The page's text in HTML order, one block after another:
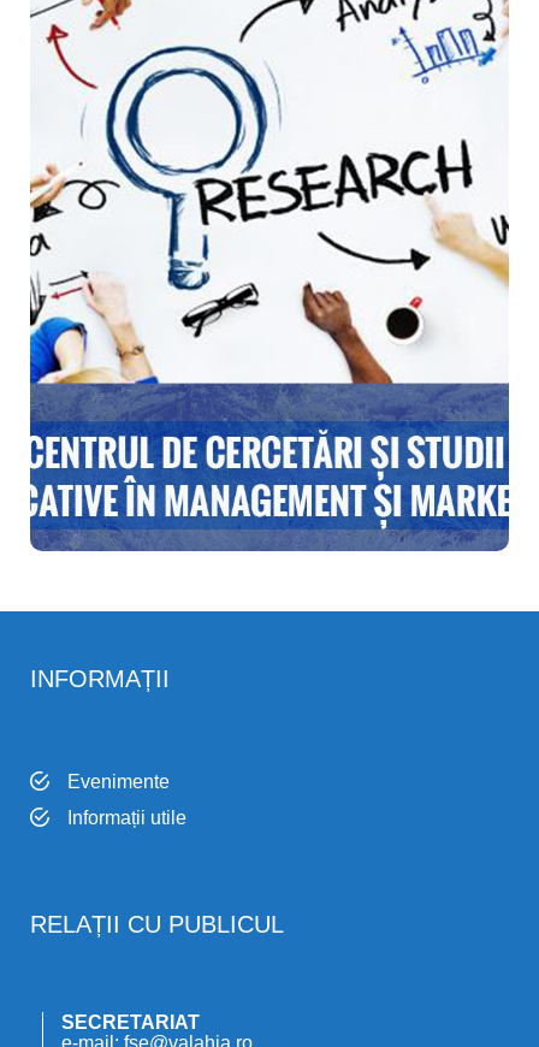
SUBDOMENIILE DE CERCETARE:
– Politici şi strategii macroeconomice
– Economie şi dezvoltare teritorială
– Gestiunea afacerilor IMM-urilor
– Piața forței de muncă
– Management strategic
– Managementul schimbării
– Economia întreprinderii
– Management intercultural
– Cercetări de marketing
Prof. univ. dr. habil. Gabriel
Croitoru
DETALII
INFORMAȚII
Evenimente
Informații utile
RELAȚII CU PUBLICUL
SECRETARIAT
e-mail: fse@valahia.ro